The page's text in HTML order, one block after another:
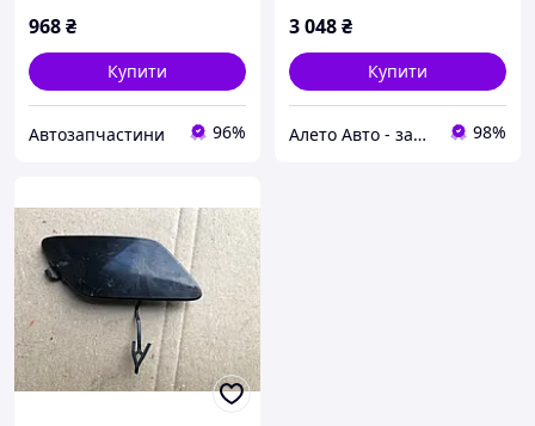
968₴
Купити
Автозапчастини 96%
3 048₴
Купити
Алето Авто - запчастини на авто зі США 98%